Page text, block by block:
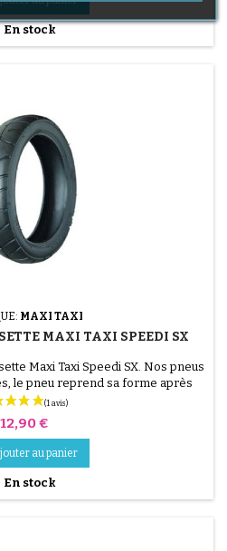
En stock
MAXI TAXI
MAXI TAXI SPEEDI SX
Maxi Taxi Speedi SX. Nos pneus
le pneu reprend sa forme après
mise en pression.
Prix
12,90 €
au panier
En stock